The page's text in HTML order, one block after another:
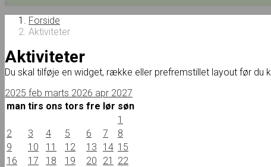
Forside
Aktiviteter
Aktiviteter
Du skal tilføje en widget, række eller prefremstillet layout før du
2025 feb marts 2026 apr 2027
man tirs ons tors fre lør søn
1
2
3 4 5 6 7
8
9
10 11 12 13 14 15
16
17 18 19 20 21
22